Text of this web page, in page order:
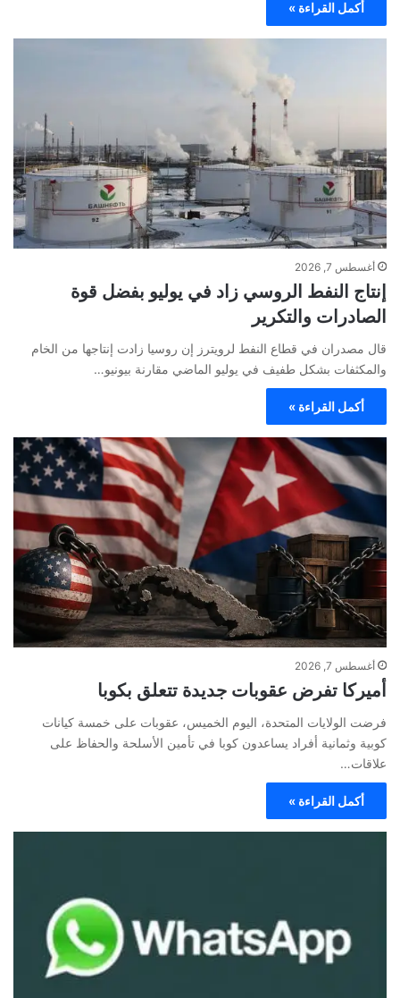
أكمل القراءة »
أغسطس 7, 2026
إنتاج النفط الروسي زاد في يوليو بفضل قوة
الصادرات والتكرير
قال مصدران في قطاع النفط لرويترز إن روسيا زادت إنتاجها من الخام
والمكثفات بشكل طفيف في يوليو الماضي مقارنة بيونيو…
أكمل القراءة »
أغسطس 7, 2026
أميركا تفرض عقوبات جديدة تتعلق بكوبا
فرضت الولايات المتحدة، اليوم الخميس، عقوبات على خمسة كيانات
كوبية وثمانية أفراد يساعدون كوبا في تأمين الأسلحة والحفاظ على
علاقات…
أكمل القراءة »